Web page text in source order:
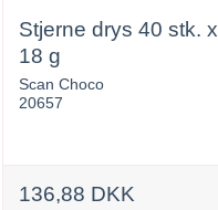
Stjerne drys 40 stk. x
18 g
Scan Choco
20657
136,88 DKK